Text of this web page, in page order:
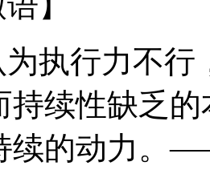
执行力不行
持续性缺乏
续的动力。